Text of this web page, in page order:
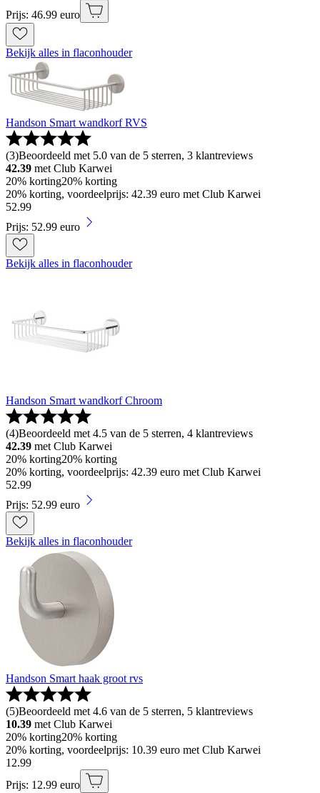
Prijs: 46.99 euro
Bekijk alles in flaconhouder
Handson Smart wandkorf RVS
(3)Beoordeeld met 5.0 van de 5 sterren, 3 klantreviews
42.39 met Club Karwei
20% korting20% korting
20% korting, voordeelprijs: 42.39 euro met Club Karwei
52.99
Prijs: 52.99 euro
Bekijk alles in flaconhouder
Handson Smart wandkorf Chroom
(4)Beoordeeld met 4.5 van de 5 sterren, 4 klantreviews
42.39 met Club Karwei
20% korting20% korting
20% korting, voordeelprijs: 42.39 euro met Club Karwei
52.99
Prijs: 52.99 euro
Bekijk alles in flaconhouder
Handson Smart haak groot rvs
(5)Beoordeeld met 4.6 van de 5 sterren, 5 klantreviews
10.39 met Club Karwei
20% korting20% korting
20% korting, voordeelprijs: 10.39 euro met Club Karwei
12.99
Prijs: 12.99 euro